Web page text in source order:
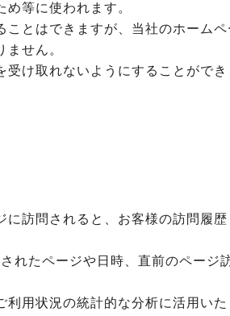
等に使われます。
とはできますが、当社のホーム
せん。
け取れないようにすることがで
訪問されると、お客様の訪問履
れたページや日時、直前のペー
用状況の統計的な分析に活用いた